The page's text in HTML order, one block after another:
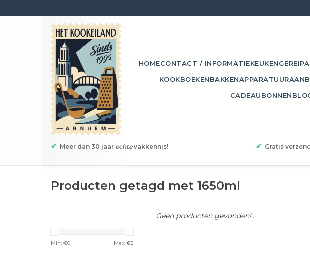
HOMECONTACT / INFORMATIEKEUKENGEREI
KOOKBOEKENBAKKENAPPARATUUR
CADEAUBONNEN
✔ Meer dan 30 jaar echtevakkennis! ✔ Gratis
Producten getagd met 1650ml
Min: €0 Max: €5
Geen producten gevonden!...